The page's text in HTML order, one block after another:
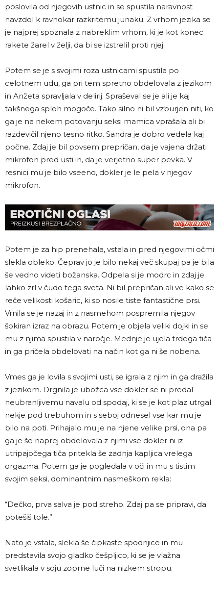
poslovila od njegovih ustnic in se spustila naravnost
navzdol k ravnokar razkritemu junaku. Z vrhom jezika se
je najprej spoznala z nabreklim vrhom, ki je kot konec
rakete žarel v želji, da bi se izstrelil proti njej.
Potem se je s svojimi roza ustnicami spustila po
celotnem udu, ga pri tem spretno obdelovala z jezikom
in Anžeta spravljala v delirij. Spraševal se je ali je kaj
takšnega sploh mogoče. Tako silno ni bil vzburjen niti, ko
ga je na nekem potovanju seksi mamica vprašala ali bi
razdevičil njeno tesno ritko. Sandra je dobro vedela kaj
počne. Zdaj je bil povsem prepričan, da je vajena držati
mikrofon pred usti in, da je verjetno super pevka. V
resnici mu je bilo vseeno, dokler je le pela v njegov
mikrofon.
Potem je za hip prenehala, vstala in pred njegovimi očmi
slekla obleko. Čeprav jo je bilo nekaj več skupaj pa je bila
še vedno videti božanska. Odpela si je modrc in zdaj je
lahko zrl v čudo tega sveta. Ni bil prepričan ali ve kako se
reče velikosti košaric, ki so nosile tiste fantastične prsi.
Vrnila se je nazaj in z nasmehom pospremila njegov
šokiran izraz na obrazu. Potem je objela veliki dojki in se
mu z njima spustila v naročje. Mednje je ujela trdega tiča
in ga pričela obdelovati na način kot ga ni še nobena.
Vmes ga je lovila s svojimi usti, se igrala z njim in ga dražila
z jezikom. Drgnila je ubožca vse dokler se ni predal
neubranljivemu navalu od spodaj, ki se je kot plaz utrgal
nekje pod trebuhom in s seboj odnesel vse kar mu je
bilo na poti. Prihajalo mu je na njene velike prsi, ona pa
ga je še naprej obdelovala z njimi vse dokler ni iz
utripajočega tiča pritekla še zadnja kapljica vrelega
orgazma. Potem ga je pogledala v oči in mu s tistim
svojim seksi, dominantnim nasmeškom rekla:
“Dečko, prva salva je pod streho. Zdaj pa se pripravi, da
potešiš tole.”
Nato je vstala, slekla še čipkaste spodnjice in mu
predstavila svojo gladko češpljico, ki se je vlažna
svetlikala v soju zoprne luči na nizkem stropu.